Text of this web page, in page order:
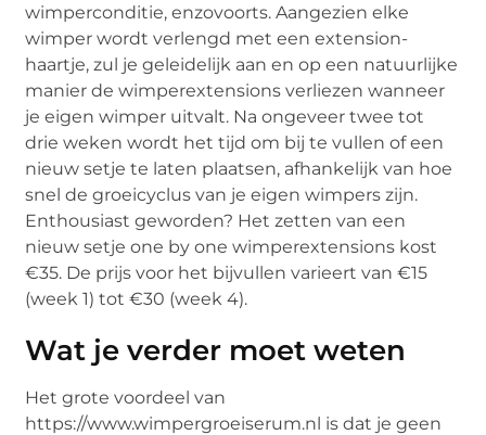
wimperconditie, enzovoorts. Aangezien elke
wimper wordt verlengd met een extension-
haartje, zul je geleidelijk aan en op een natuurlijke
manier de wimperextensions verliezen wanneer
je eigen wimper uitvalt. Na ongeveer twee tot
drie weken wordt het tijd om bij te vullen of een
nieuw setje te laten plaatsen, afhankelijk van hoe
snel de groeicyclus van je eigen wimpers zijn.
Enthousiast geworden? Het zetten van een
nieuw setje one by one wimperextensions kost
€35. De prijs voor het bijvullen varieert van €15
(week 1) tot €30 (week 4).
Wat je verder moet weten
Het grote voordeel van
https://www.wimpergroeiserum.nl is dat je geen